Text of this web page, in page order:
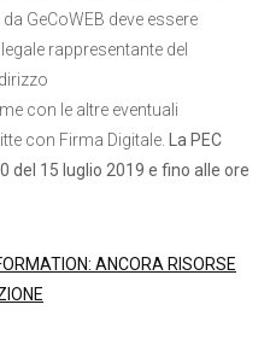
GeCoWEB deve essere
rappresentante del
con le altre eventuali
con Firma Digitale.
La PEC
del 15 luglio 2019 e fino alle ore
ANCORA RISORSE